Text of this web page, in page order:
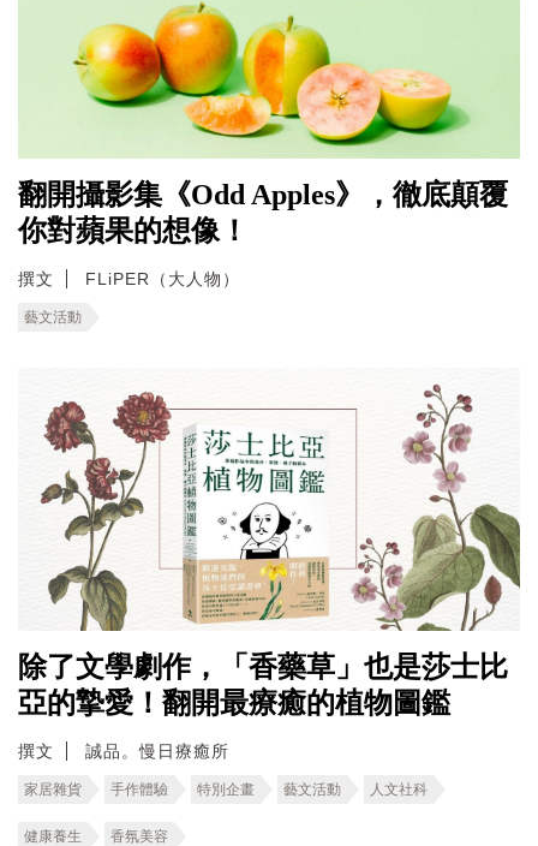
翻開攝影集《Odd Apples》，徹底顛覆
你對蘋果的想像！
撰文 FLiPER（大人物）
藝文活動
除了文學劇作，「香藥草」也是莎士比
亞的摯愛！翻開最療癒的植物圖鑑
撰文 誠品。慢日療癒所
家居雜貨 手作體驗 特別企畫 藝文活動 人文社科
健康養生 香氛美容